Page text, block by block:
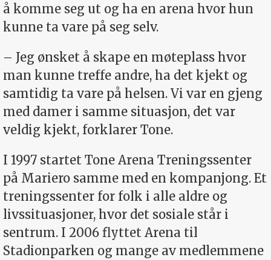
å komme seg ut og ha en arena hvor hun
kunne ta vare på seg selv.
– Jeg ønsket å skape en møteplass hvor
man kunne treffe andre, ha det kjekt og
samtidig ta vare på helsen. Vi var en gjeng
med damer i samme situasjon, det var
veldig kjekt, forklarer Tone.
I 1997 startet Tone Arena Treningssenter
på Mariero samme med en kompanjong. Et
treningssenter for folk i alle aldre og
livssituasjoner, hvor det sosiale står i
sentrum. I 2006 flyttet Arena til
Stadionparken og mange av medlemmene